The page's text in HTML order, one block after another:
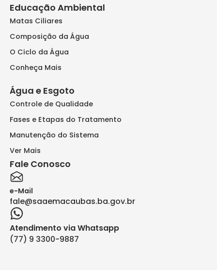
Educação Ambiental
Matas Ciliares
Composição da Água
O Ciclo da Água
Conheça Mais
Água e Esgoto
Controle de Qualidade
Fases e Etapas do Tratamento
Manutenção do Sistema
Ver Mais
Fale Conosco
e-Mail
fale@saaemacaubas.ba.gov.br
Atendimento via Whatsapp
(77) 9 3300-9887